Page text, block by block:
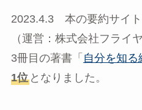
2023.4.3 本の要約サイト
（運営：株式会社フライ
3冊目の著書「 自分を知る
1位となりました。